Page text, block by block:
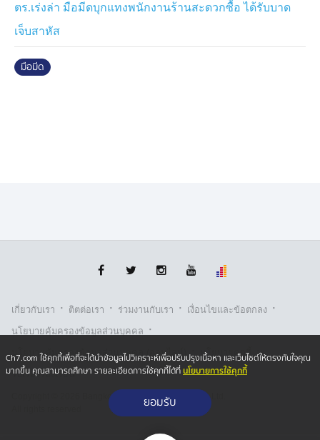
ด้านตำรวจ ได้ทำการสอบสวนขยายผล และพยานหลักฐาน
รวมทั้งเพื่อนที่มากันในรถยนต์ เพื่อหาสาเหตุของการ
ทะเลาะวิวาท และใช้อาวุธมีดแทงจนทำให้ มีผู้เสียชีวิตที่แท้
จริงเพื่อดำเนินคดีตามกฎหมาย ส่วนผู้เสียชีวิตนั้นทางตำรวจ
ตร.เร่งล่า มือมีดบุกแทงพนักงานร้านสะดวกซื้อ ได้รับบาด
เจ็บสาหัส
มือมีด
เกี่ยวกับเรา · ติตต่อเรา · ร่วมงานกับเรา · เงื่อนไขและข้อตกลง ·
นโยบายคุ้มครองข้อมูลส่วนบุคคล ·
นโยบายคุ้มครองข้อมูลส่วนบุคคล (ออนไลน์) · นโยบายคุกกี้ ·
รับเรื่องร้องเรียน
Copyright © 2026 Bangkok Broadcasting & T.V. Co.,Ltd.
Ch7.com ใช้คุกกี้เพื่อที่จะได้นำข้อมูลไปวิเคราะห์เพื่อปรับปรุงเนื้อหา และเว็บไซต์ให้ตรงกับใจคุณ
มากขึ้น คุณสามารถศึกษา รายละเอียดการใช้คุกกี้ได้ที่นโยบายการใช้คุกกี้
ยอมรับ